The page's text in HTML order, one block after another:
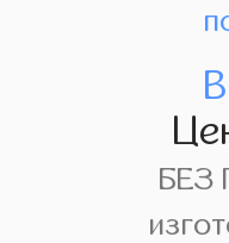
БЕЗ